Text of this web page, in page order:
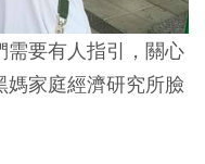
要有人指引，關心
媽家庭經濟研究所臉